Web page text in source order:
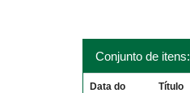
Conjunto de itens:
Data do Título